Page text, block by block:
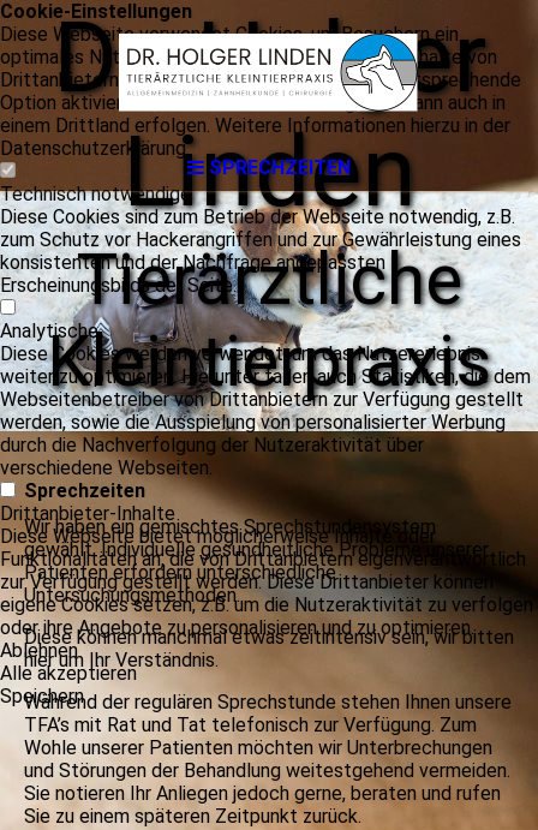
SPRECHZEITEN
Dr. Holger
Linden
Tierärztliche
Kleintierpraxis
Sprechzeiten
Wir haben ein gemischtes Sprechstundensystem
gewählt. Individuelle gesundheitliche Probleme unserer
Patienten erfordern unterschiedliche
Untersuchungsmethoden.
Diese können manchmal etwas zeitintensiv sein, wir bitten
hier um Ihr Verständnis.
Während der regulären Sprechstunde stehen Ihnen unsere
TFA’s mit Rat und Tat telefonisch zur Verfügung. Zum
Wohle unserer Patienten möchten wir Unterbrechungen
und Störungen der Behandlung weitestgehend vermeiden.
Sie notieren Ihr Anliegen jedoch gerne, beraten und rufen
Sie zu einem späteren Zeitpunkt zurück.
Cookie-Einstellungen
Diese Webseite verwendet Cookies, um Besuchern ein
optimales Nutzererlebnis zu bieten. Bestimmte Inhalte von
Drittanbietern werden nur angezeigt, wenn die entsprechende
Option aktiviert ist. Die Datenverarbeitung kann dann auch in
einem Drittland erfolgen. Weitere Informationen hierzu in der
Datenschutzerklärung.
Technisch notwendige
Diese Cookies sind zum Betrieb der Webseite notwendig, z.B.
zum Schutz vor Hackerangriffen und zur Gewährleistung eines
konsistenten und der Nachfrage angepassten
Erscheinungsbilds der Seite.
Analytische
Diese Cookies werden verwendet, um das Nutzererlebnis
weiter zu optimieren. Hierunter fallen auch Statistiken, die dem
Webseitenbetreiber von Drittanbietern zur Verfügung gestellt
werden, sowie die Ausspielung von personalisierter Werbung
durch die Nachverfolgung der Nutzeraktivität über
verschiedene Webseiten.
Drittanbieter-Inhalte
Diese Webseite bietet möglicherweise Inhalte oder
Funktionalitäten an, die von Drittanbietern eigenverantwortlich
zur Verfügung gestellt werden. Diese Drittanbieter können
eigene Cookies setzen, z.B. um die Nutzeraktivität zu verfolgen
oder ihre Angebote zu personalisieren und zu optimieren.
Ablehnen
Alle akzeptieren
Speichern